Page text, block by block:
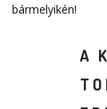
bármelyikén!
A